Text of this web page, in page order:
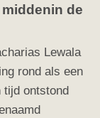
de
Lewala
rond als een
tijd ontstond